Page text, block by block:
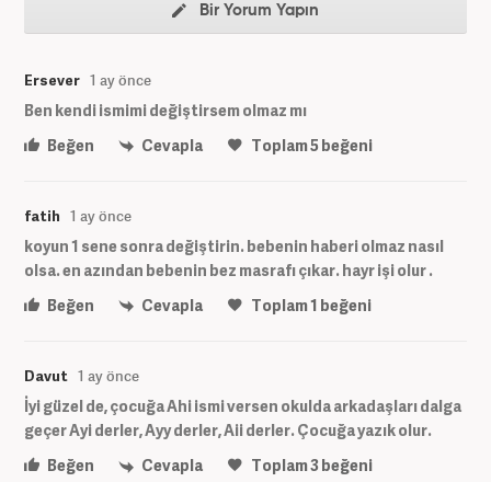
Bir Yorum Yapın
Ersever 1 ay önce
Ben kendi ismimi değiştirsem olmaz mı
Beğen
Cevapla Toplam5beğeni
fatih 1 ay önce
koyun 1 sene sonra değiştirin. bebenin haberi olmaz nasıl
olsa. en azından bebenin bez masrafı çıkar. hayr işi olur .
Beğen
Cevapla Toplam1 beğeni
Davut 1 ay önce
İyi güzel de, çocuğa Ahi ismi versen okulda arkadaşları dalga
geçer Ayi derler, Ayy derler, Aii derler. Çocuğa yazık olur.
Beğen
Cevapla Toplam3beğeni